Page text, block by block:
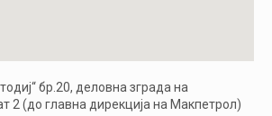
бр.20, деловна зграда на
2 (до главна дирекција на Макпетрол)